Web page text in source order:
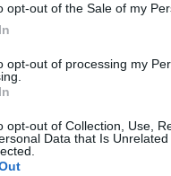
opt-out of the Sale of my
opt-out of processing my
opt-out of Collection, Use,
Data that Is
portfolio.hu
tartalmazza:
cikkarchívum